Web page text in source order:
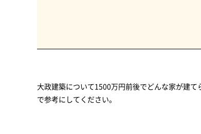
大政建築について1500万円前後でどんな家が建
で参考にしてください。